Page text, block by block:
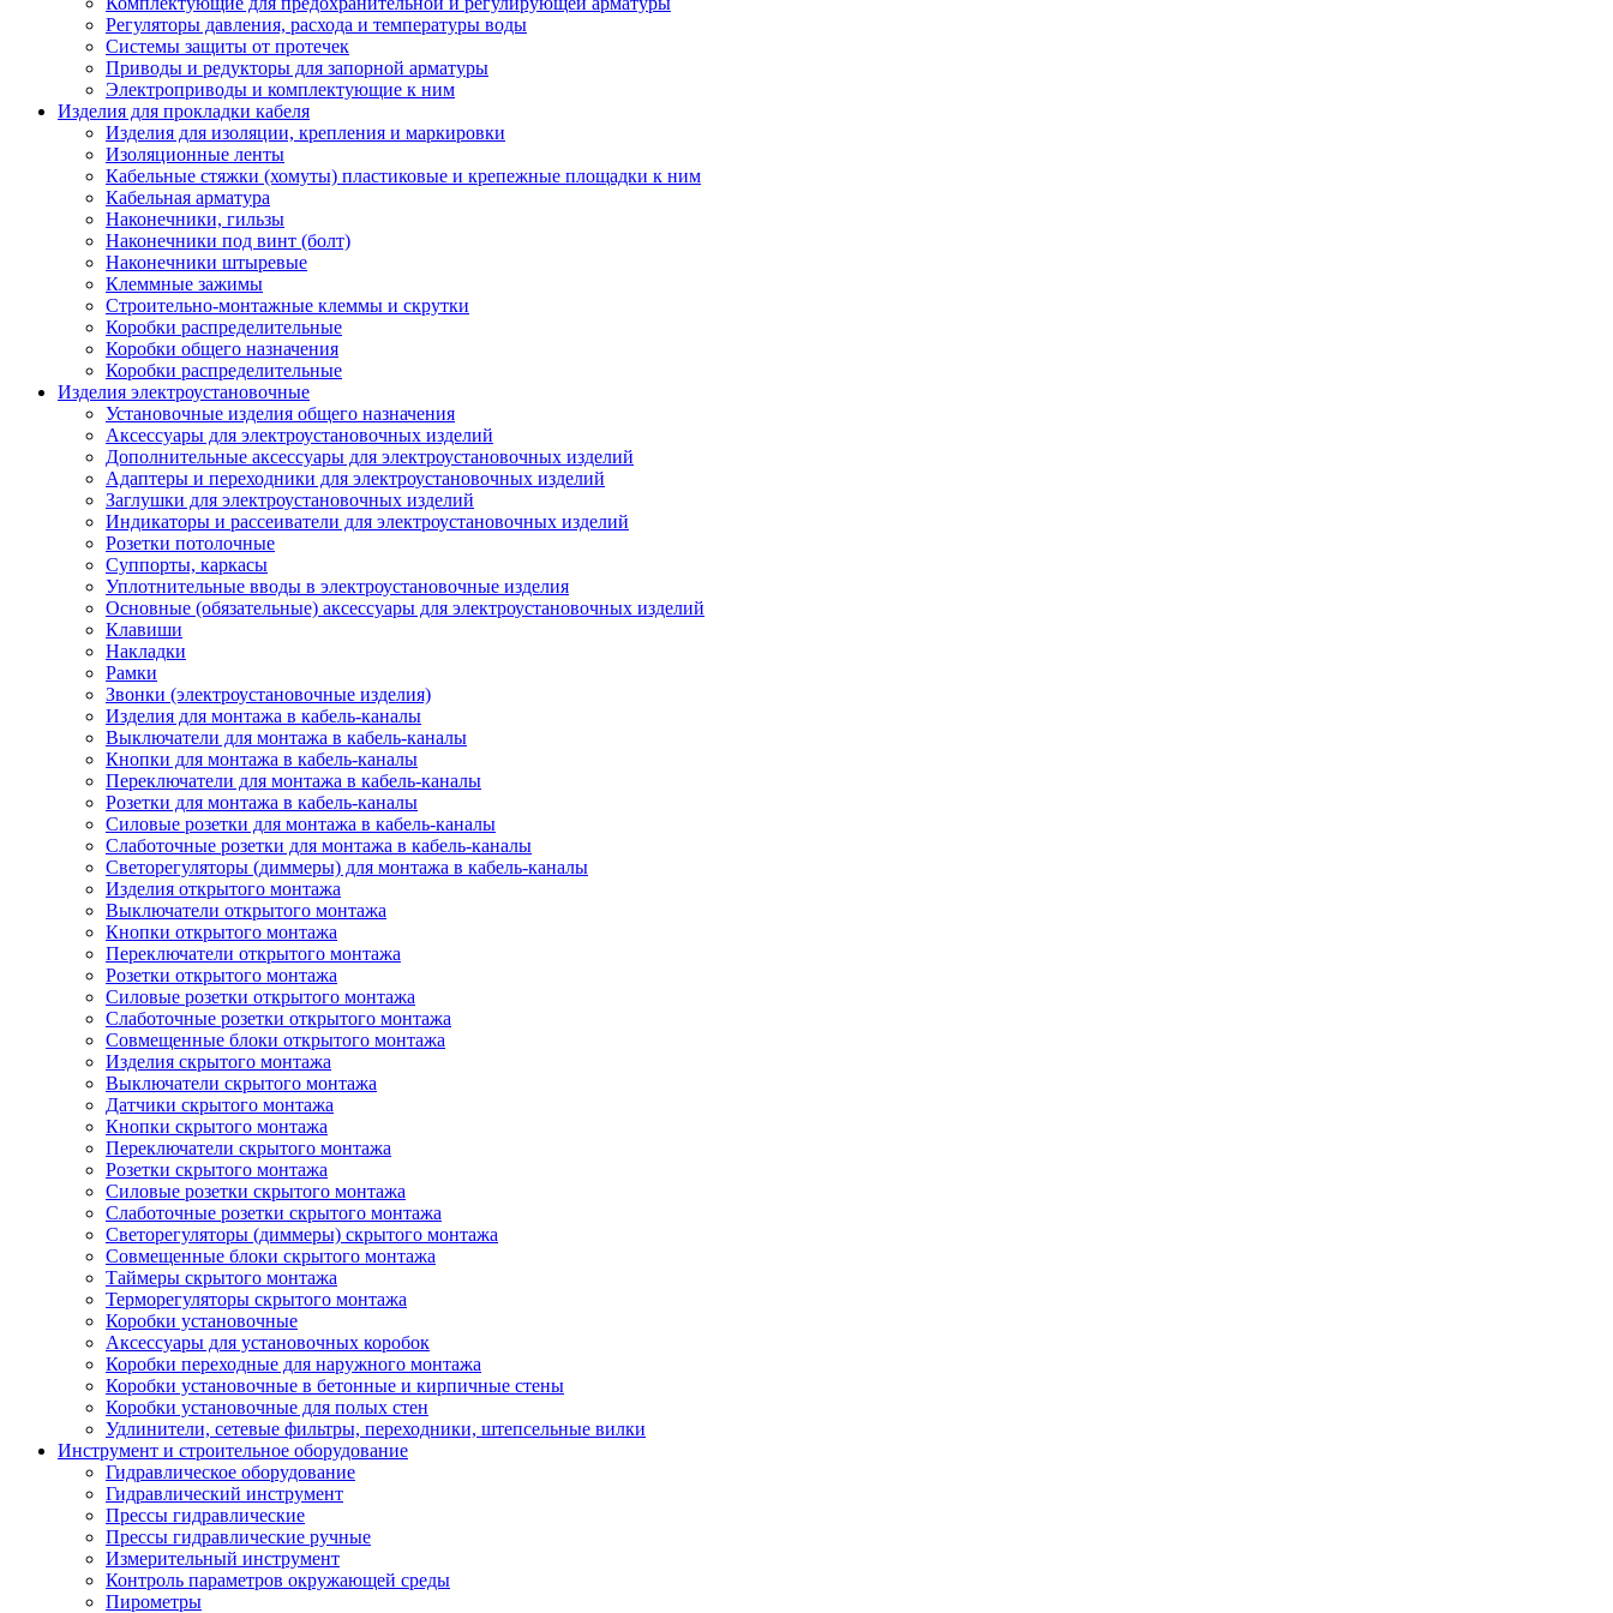
Регуляторы давления, расхода и температуры воды
Системы защиты от протечек
Приводы и редукторы для запорной арматуры
Электроприводы и комплектующие к ним
Изделия для прокладки кабеля
Изделия для изоляции, крепления и маркировки
Изоляционные ленты
Кабельные стяжки (хомуты) пластиковые и крепежные площадки к ним
Кабельная арматура
Наконечники, гильзы
Наконечники под винт (болт)
Наконечники штыревые
Клеммные зажимы
Строительно-монтажные клеммы и скрутки
Коробки распределительные
Коробки общего назначения
Коробки распределительные
Изделия электроустановочные
Установочные изделия общего назначения
Аксессуары для электроустановочных изделий
Дополнительные аксессуары для электроустановочных изделий
Адаптеры и переходники для электроустановочных изделий
Заглушки для электроустановочных изделий
Индикаторы и рассеиватели для электроустановочных изделий
Розетки потолочные
Суппорты, каркасы
Уплотнительные вводы в электроустановочные изделия
Основные (обязательные) аксессуары для электроустановочных изделий
Клавиши
Накладки
Рамки
Звонки (электроустановочные изделия)
Изделия для монтажа в кабель-каналы
Выключатели для монтажа в кабель-каналы
Кнопки для монтажа в кабель-каналы
Переключатели для монтажа в кабель-каналы
Розетки для монтажа в кабель-каналы
Силовые розетки для монтажа в кабель-каналы
Слаботочные розетки для монтажа в кабель-каналы
Светорегуляторы (диммеры) для монтажа в кабель-каналы
Изделия открытого монтажа
Выключатели открытого монтажа
Кнопки открытого монтажа
Переключатели открытого монтажа
Розетки открытого монтажа
Силовые розетки открытого монтажа
Слаботочные розетки открытого монтажа
Совмещенные блоки открытого монтажа
Изделия скрытого монтажа
Выключатели скрытого монтажа
Датчики скрытого монтажа
Кнопки скрытого монтажа
Переключатели скрытого монтажа
Розетки скрытого монтажа
Силовые розетки скрытого монтажа
Слаботочные розетки скрытого монтажа
Светорегуляторы (диммеры) скрытого монтажа
Совмещенные блоки скрытого монтажа
Таймеры скрытого монтажа
Терморегуляторы скрытого монтажа
Коробки установочные
Аксессуары для установочных коробок
Коробки переходные для наружного монтажа
Коробки установочные в бетонные и кирпичные стены
Коробки установочные для полых стен
Удлинители, сетевые фильтры, переходники, штепсельные вилки
Инструмент и строительное оборудование
Гидравлическое оборудование
Гидравлический инструмент
Прессы гидравлические
Прессы гидравлические ручные
Измерительный инструмент
Контроль параметров окружающей среды
Пирометры